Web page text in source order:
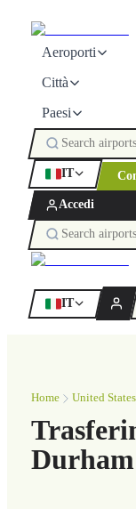
Aeroporti
Città
Paesi
IT
Accedi
IT
Home United States
Durham